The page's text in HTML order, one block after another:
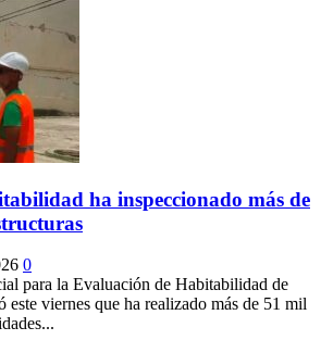
ha inspeccionado más de
0
para la Evaluación de Habitabilidad de
este viernes que ha realizado más de 51 mil